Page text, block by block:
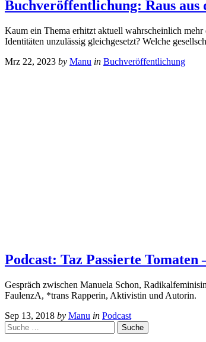
Buchveröffentlichung: Raus
Kaum ein Thema erhitzt aktuell wahrscheinlich mehr
Identitäten unzulässig gleichgesetzt? Welche
Mrz 22, 2023 by Manu in Buchveröffentlichung
Podcast: Taz Passierte Tomaten
Gespräch zwischen Manuela Schon,
FaulenzA, *trans Rapperin, Aktivistin und Autorin.
Sep 13, 2018 by Manu in Podcast
Suche
nach: